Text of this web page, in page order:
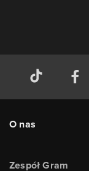
O nas
Zespół Gram